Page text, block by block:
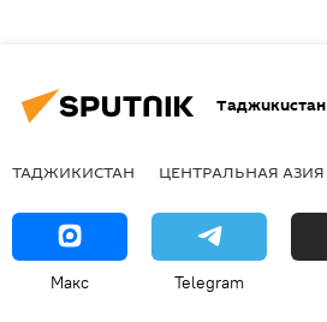
Таджикистан
ТАДЖИКИСТАН ЦЕНТРАЛЬНАЯ АЗИЯ
Макс Telegram